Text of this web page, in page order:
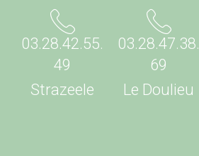
03.28.42.55.
49
Strazeele
03.28.47.38.
69
Le Doulieu